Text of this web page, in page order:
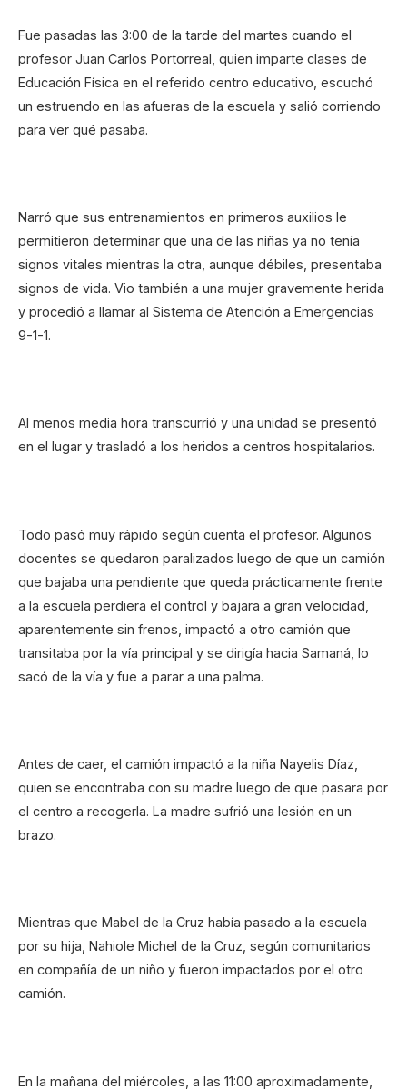
Fue pasadas las 3:00 de la tarde del martes cuando el
profesor Juan Carlos Portorreal, quien imparte clases de
Educación Física en el referido centro educativo, escuchó
un estruendo en las afueras de la escuela y salió corriendo
para ver qué pasaba.
Narró que sus entrenamientos en primeros auxilios le
permitieron determinar que una de las niñas ya no tenía
signos vitales mientras la otra, aunque débiles, presentaba
signos de vida. Vio también a una mujer gravemente herida
y procedió a llamar al Sistema de Atención a Emergencias
9-1-1.
Al menos media hora transcurrió y una unidad se presentó
en el lugar y trasladó a los heridos a centros hospitalarios.
Todo pasó muy rápido según cuenta el profesor. Algunos
docentes se quedaron paralizados luego de que un camión
que bajaba una pendiente que queda prácticamente frente
a la escuela perdiera el control y bajara a gran velocidad,
aparentemente sin frenos, impactó a otro camión que
transitaba por la vía principal y se dirigía hacia Samaná, lo
sacó de la vía y fue a parar a una palma.
Antes de caer, el camión impactó a la niña Nayelis Díaz,
quien se encontraba con su madre luego de que pasara por
el centro a recogerla. La madre sufrió una lesión en un
brazo.
Mientras que Mabel de la Cruz había pasado a la escuela
por su hija, Nahiole Michel de la Cruz, según comunitarios
en compañía de un niño y fueron impactados por el otro
camión.
En la mañana del miércoles, a las 11:00 aproximadamente,